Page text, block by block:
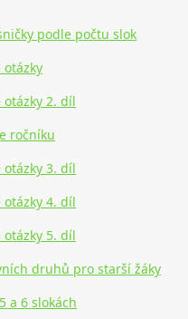
podle počtu slok
otázky
otázky 2. díl
ročníku
otázky 3. díl
otázky 4. díl
otázky 5. díl
druhů pro starší žáky
a 6 slokách